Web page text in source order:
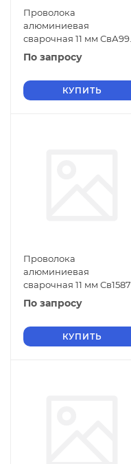
Проволока
алюминиевая
сварочная 11 мм СвА99
ГОСТ 7871-2019
По запросу
КУПИТЬ
Проволока
алюминиевая
сварочная 11 мм Св1587
ГОСТ 7871-2019
По запросу
КУПИТЬ